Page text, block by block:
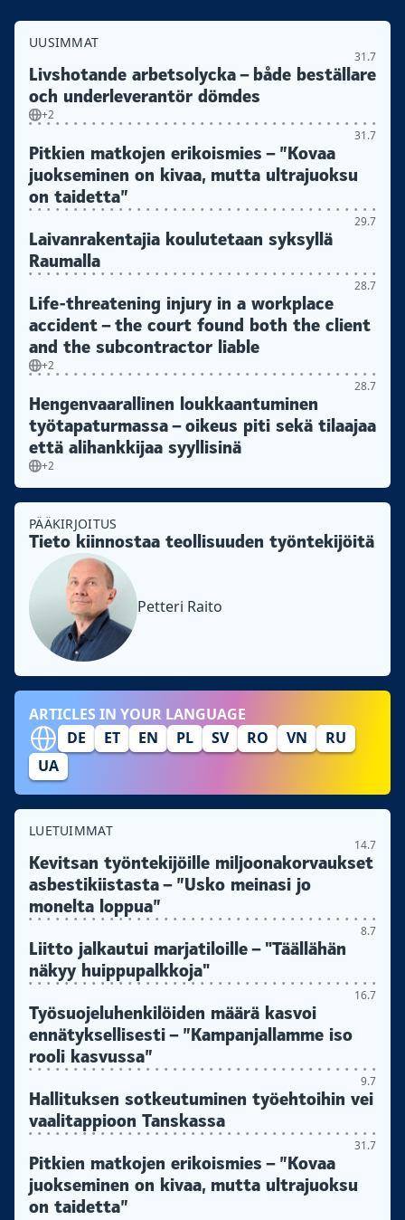
UUSIMMAT
31.7
Livshotande arbetsolycka – både beställare
och underleverantör dömdes
+2
31.7
Pitkien matkojen erikoismies – ”Kovaa
juokseminen on kivaa, mutta ultrajuoksu
on taidetta”
29.7
Laivanrakentajia koulutetaan syksyllä
Raumalla
28.7
Life-threatening injury in a workplace
accident – the court found both the client
and the subcontractor liable
+2
28.7
Hengenvaarallinen loukkaantuminen
työtapaturmassa – oikeus piti sekä tilaajaa
että alihankkijaa syyllisinä
+2
PÄÄKIRJOITUS
Tieto kiinnostaa teollisuuden työntekijöitä
Petteri Raito
ARTICLES IN YOUR LANGUAGE
DE
ET EN PL SV RO VN
RU
UA
LUETUIMMAT
14.7
Kevitsan työntekijöille miljoonakorvaukset
asbestikiistasta – ”Usko meinasi jo
monelta loppua”
8.7
Liitto jalkautui marjatiloille – "Täällähän
näkyy huippupalkkoja"
16.7
Työsuojeluhenkilöiden määrä kasvoi
ennätyksellisesti – ”Kampanjallamme iso
rooli kasvussa”
9.7
Hallituksen sotkeutuminen työehtoihin vei
vaalitappioon Tanskassa
31.7
Pitkien matkojen erikoismies – ”Kovaa
juokseminen on kivaa, mutta ultrajuoksu
on taidetta”